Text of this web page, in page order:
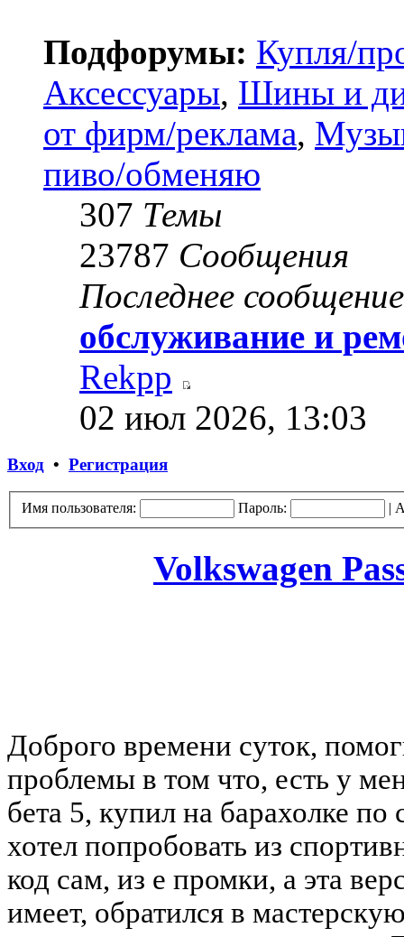
Подфорумы: Купля/
Аксессуары, Шины и
от фирм/реклама,
пиво/обменяю
307 Темы
23787 Сообщения
Последнее сообщение
обслуживание и
Rekpp
02 июл 2026, 13:03
Вход • Регистрация
Имя пользователя: Пароль: |
Volkswagen
Доброго времени суток,
проблемы в том что, есть у
бета 5, купил на барахолке
хотел попробовать из
код сам, из е промки, а эта
имеет, обратился в